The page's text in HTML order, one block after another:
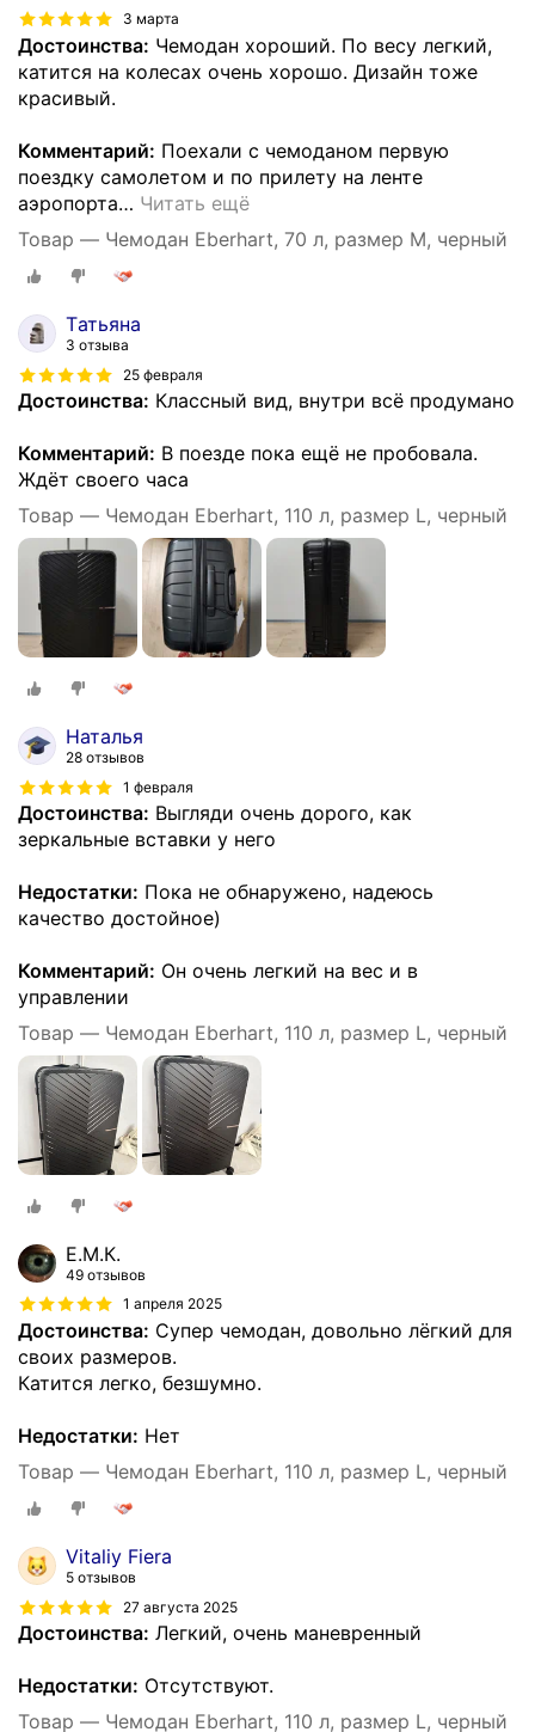
3 марта
Достоинства: Чемодан хороший. По весу легкий,
катится на колесах очень хорошо. Дизайн тоже
красивый.
Комментарий: Поехали с чемоданом первую
поездку самолетом и по прилету на ленте
аэропорта… Читать ещё
Товар — Чемодан Eberhart, 70 л, размер M, черный
Tатьяна
3 отзыва
25 февраля
Достоинства: Классный вид, внутри всё продумано
Комментарий: В поезде пока ещё не пробовала.
Ждёт своего часа
Товар — Чемодан Eberhart, 110 л, размер L, черный
Наталья
28 отзывов
1 февраля
Достоинства: Выгляди очень дорого, как
зеркальные вставки у него
Недостатки: Пока не обнаружено, надеюсь
качество достойное)
Комментарий: Он очень легкий на вес и в
управлении
Товар — Чемодан Eberhart, 110 л, размер L, черный
Е.М.К.
49 отзывов
1 апреля 2025
Достоинства: Супер чемодан, довольно лёгкий для
своих размеров.
Катится легко, безшумно.
Недостатки: Нет
Товар — Чемодан Eberhart, 110 л, размер L, черный
Vitaliy Fiera
5 отзывов
27 августа 2025
Достоинства: Легкий, очень маневренный
Недостатки: Отсутствуют.
Товар — Чемодан Eberhart, 110 л, размер L, черный